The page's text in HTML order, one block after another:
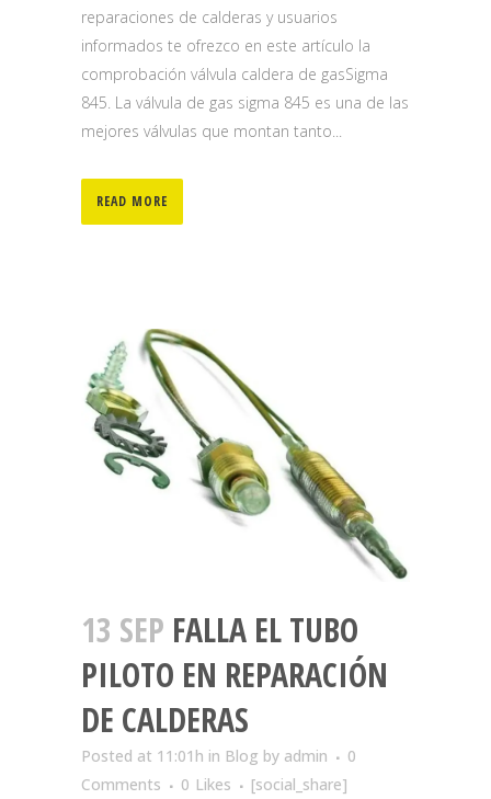
reparaciones de calderas y usuarios
informados te ofrezco en este artículo la
comprobación válvula caldera de gasSigma
845. La válvula de gas sigma 845 es una de las
mejores válvulas que montan tanto...
READ MORE
13 SEP FALLA EL TUBO
PILOTO EN REPARACIÓN
DE CALDERAS
Posted at 11:01h in Blog by admin
0
Comments
0 Likes [social_share]